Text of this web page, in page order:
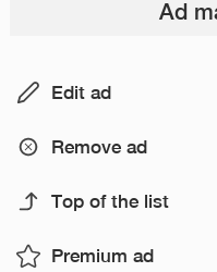
Ad
Edit ad
Remove ad
Top of the list
Premium ad